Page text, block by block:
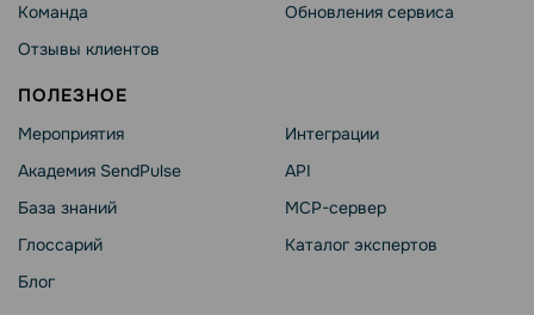
Команда
Отзывы клиентов
Обновления сервиса
ПОЛЕЗНОЕ
Мероприятия
Академия SendPulse
База знаний
Глоссарий
Блог
Интеграции
API
MCP-сервер
Каталог экспертов